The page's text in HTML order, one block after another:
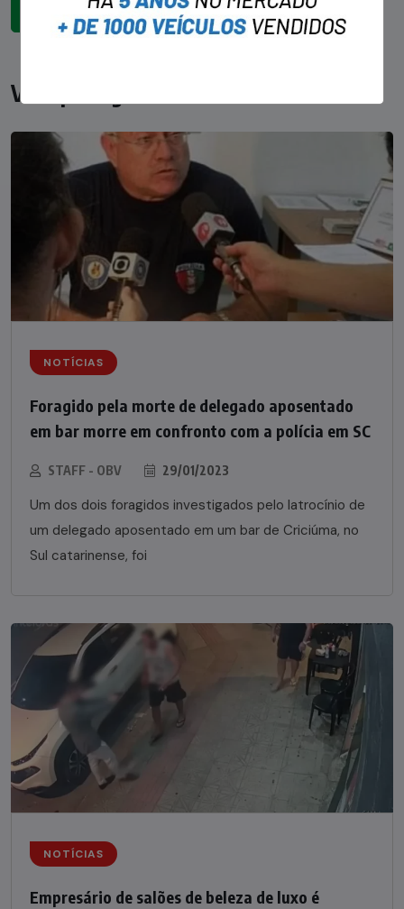
Você pode gostar
NOTÍCIAS
Foragido pela morte de delegado aposentado
em bar morre em confronto com a polícia em SC
STAFF - OBV 29/01/2023
Um dos dois foragidos investigados pelo latrocínio de
um delegado aposentado em um bar de Criciúma, no
Sul catarinense, foi
NOTÍCIAS
Empresário de salões de beleza de luxo é